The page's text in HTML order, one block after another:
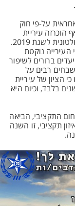
על-פי חוק
הוכרזה עיריית
חדרה בזוכה בפרס שר המשפטים לשקיפות שלטונית לשנת 2019.
העירייה נוקטת
ברורים לשיפור
רבים על
הציון של עיריית
98 בתוך כשש שנים בלבד, וכיום היא
התקציבי, הביאה
עומדת לסיים גם את שנת 2019 באיזון תקציבי, זו השנה